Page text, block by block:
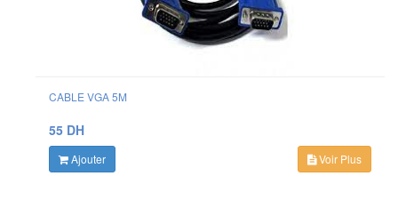
CABLE VGA 5M
55 DH
Ajouter Voir Plus